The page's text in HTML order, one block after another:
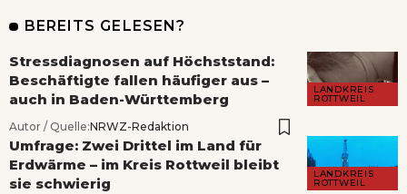
BEREITS GELESEN?
LANDKREIS
ROTTWEIL
Stressdiagnosen auf Höchststand:
Beschäftigte fallen häufiger aus –
auch in Baden-Württemberg
Autor / Quelle:NRWZ-Redaktion
LANDKREIS
ROTTWEIL
Umfrage: Zwei Drittel im Land für
Erdwärme – im Kreis Rottweil bleibt
sie schwierig